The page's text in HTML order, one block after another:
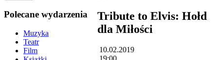
Polecane wydarzenia
Muzyka
Teatr
Film
Tribute to Elvis: Hołd
dla Miłości
10.02.2019
19:00